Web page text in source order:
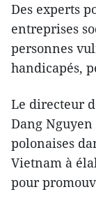
Des experts
entreprises
personnes
handicapés,
Le directeur
Dang
polonaises
Vietnam à
pour